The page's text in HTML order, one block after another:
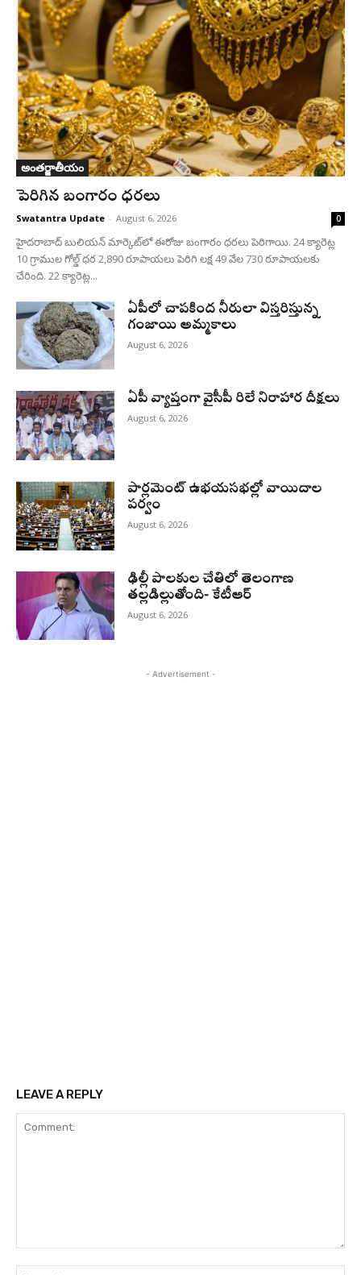
అంతర్జాతీయం
పెరిగిన బంగారం ధరలు
Swatantra Update - August 6, 2026 0
హైదరాబాద్ బులియన్‌ మార్కెట్‌లో ఈరోజు బంగారం ధరలు పెరిగాయి. 24 క్యారెట్ల
10 గ్రాముల గోల్డ్‌ ధర 2,890 రూపాయలు పెరిగి లక్ష 49 వేల 730 రూపాయలకు
చేరింది. 22 క్యారెట్ల...
ఏపీలో చాపకింద నీరులా విస్తరిస్తున్న
గంజాయి అమ్మకాలు
August 6, 2026
ఏపీ వ్యాప్తంగా వైసీపీ రిలే నిరాహార దీక్షలు
August 6, 2026
పార్లమెంట్ ఉభయసభల్లో వాయిదాల
పర్వం
August 6, 2026
ఢిల్లీ పాలకుల చేతిలో తెలంగాణ
తల్లడిల్లుతోంది- కేటీఆర్
August 6, 2026
- Advertisement -
LEAVE A REPLY